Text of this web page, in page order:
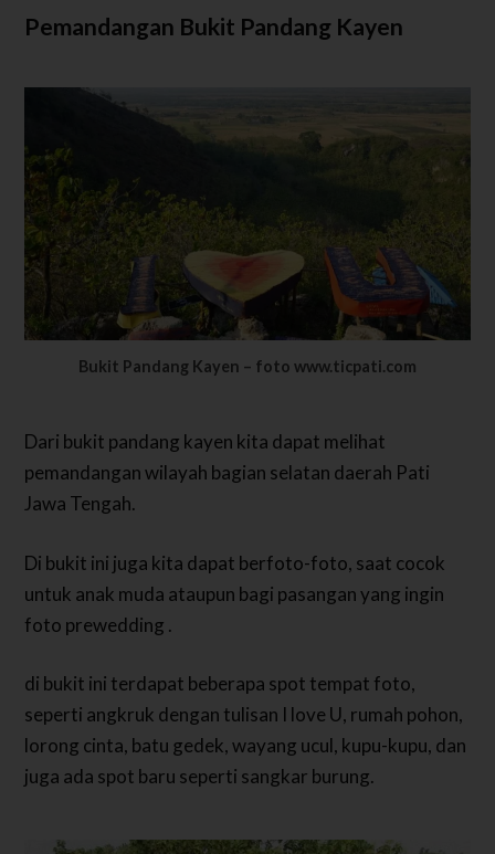
Pemandangan Bukit Pandang Kayen
Bukit Pandang Kayen – foto www.ticpati.com
Dari bukit pandang kayen kita dapat melihat
pemandangan wilayah bagian selatan daerah Pati
Jawa Tengah.
Di bukit ini juga kita dapat berfoto-foto, saat cocok
untuk anak muda ataupun bagi pasangan yang ingin
foto prewedding .
di bukit ini terdapat beberapa spot tempat foto,
seperti angkruk dengan tulisan I love U, rumah pohon,
lorong cinta, batu gedek, wayang ucul, kupu-kupu, dan
juga ada spot baru seperti sangkar burung.